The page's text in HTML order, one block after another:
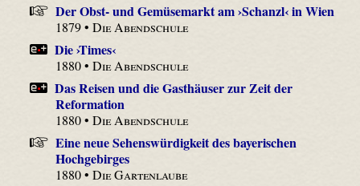
Der Obst- und Gemüsemarkt am ›Schanzl‹ in Wien
1879 •Die Abendschule
Die ›Times‹
1880 •Die Abendschule
Das Reisen und die Gasthäuser zur Zeit der
Reformation
1880 •Die Abendschule
Eine neue Sehenswürdigkeit des bayerischen
Hochgebirges
1880 •Die Gartenlaube